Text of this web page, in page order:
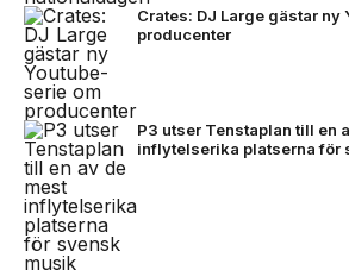
Crates: DJ Large gästar ny
producenter
P3 utser Tenstaplan till en
inflytelserika platserna för